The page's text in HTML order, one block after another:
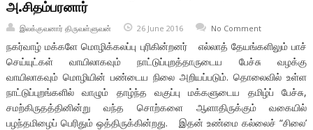
அ.சிதம்பரனார்
இலக்குவனார் திருவள்ளுவன் 26 June 2016 No Comment
நகர்வாழ் மக்களே மொழிக்கலப்பு புரிகின்றனர் எல்லாத் தேயங்களிலும் பாச்
செய்யுட்கள் வாயிலாகவும் நாட்டுப்புறத்தாருடைய பேச்சு வழக்கு
வாயிலாகவும் மொழியின் பண்டைய நிலை அறியப்படும். தொலைவில் உள்ள
நாட்டுப்புறங்களில் வாழும் தாழ்ந்த வகுப்பு மக்களுடைய தமிழ்ப் பேச்சு,
சமற்கிருதத்தினின்று வந்த சொற்களை ஆளாதிருக்கும் வகையில்
பழந்தமிழைப் பெரிதும் ஒத்திருக்கின்றது. இதன் உண்மை கல்லைச் “சிலை’